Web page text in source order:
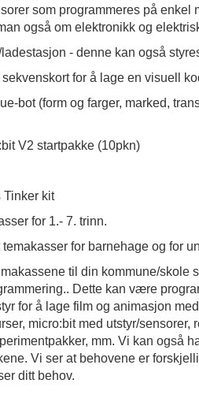
som programmeres på enkel
også om elektronikk og
- denne kan også
sekvenskort for å lage en visuell
bot (form og farger, marked,
V2 startpakke (10pkn)
Tinker kit
for 1.- 7. trinn.
for barnehage og for
til din kommune/skole
Dette kan være
for å lage film og animasjon
micro:bit med utstyr/sensorer,
mm. Vi kan også
Vi ser at behovene er
ditt behov.